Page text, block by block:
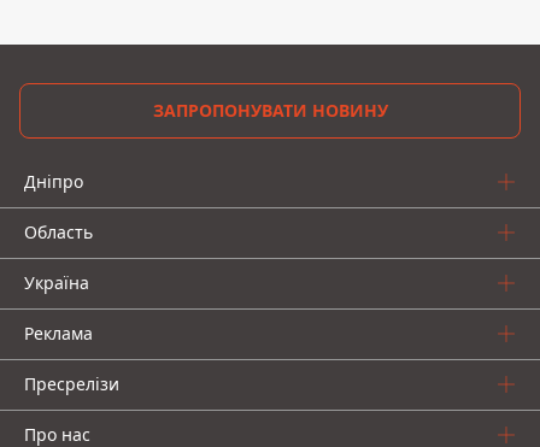
ЗАПРОПОНУВАТИ НОВИНУ
Дніпро
Область
Україна
Реклама
Пресрелізи
Про нас